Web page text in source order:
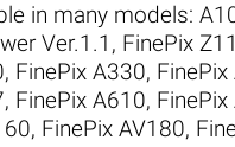
in many models:
Ver.1.1 , FinePix
, FinePix A330,
, FinePix A610,
, FinePix AV180,